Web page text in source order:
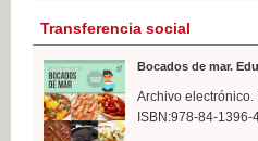
Transferencia social
Bocados de mar.
Archivo electrónico.
ISBN:978-84-1396-